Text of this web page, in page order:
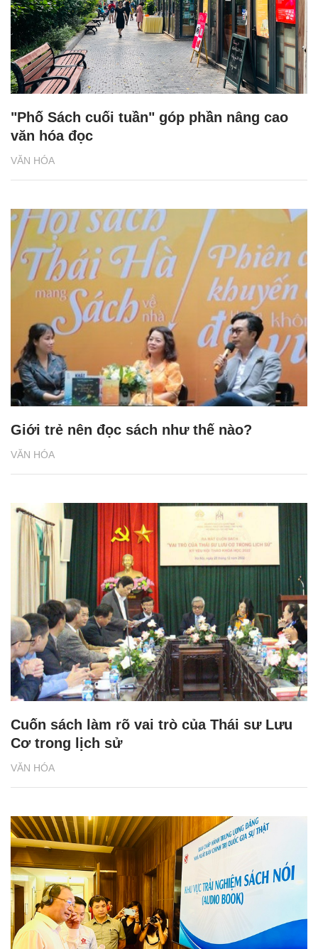
VĂN HÓA
"Phố Sách cuối tuần" góp phần nâng cao
văn hóa đọc
VĂN HÓA
Giới trẻ nên đọc sách như thế nào?
VĂN HÓA
Cuốn sách làm rõ vai trò của Thái sư Lưu
Cơ trong lịch sử